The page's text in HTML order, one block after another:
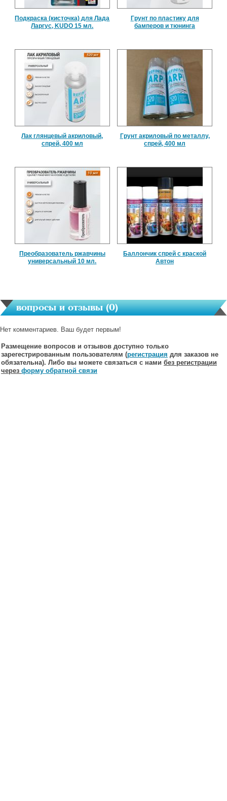
Подкраска (кисточка) для Лада
Ларгус, KUDO 15 мл.
Грунт по пластику для
бамперов и тюнинга
Лак глянцевый акриловый,
спрей, 400 мл
Грунт акриловый по металлу,
спрей, 400 мл
Преобразователь ржавчины
универсальный 10 мл.
Баллончик спрей с краской
Автон
вопросы и отзывы (0)
Нет комментариев. Ваш будет первым!
Размещение вопросов и отзывов доступно только
зарегестрированным пользователям (регистрация для заказов не
обязательна). Либо вы можете связаться с нами без регистрации
через форму обратной связи